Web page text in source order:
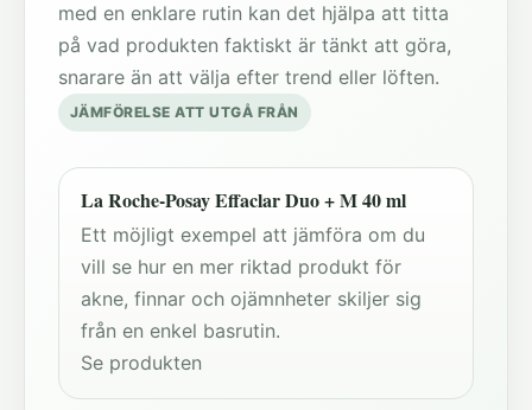
med en enklare rutin kan det hjälpa att titta
på vad produkten faktiskt är tänkt att göra,
snarare än att välja efter trend eller löften.
JÄMFÖRELSE ATT UTGÅ FRÅN
La Roche-Posay Effaclar Duo + M 40 ml
Ett möjligt exempel att jämföra om du
vill se hur en mer riktad produkt för
akne, finnar och ojämnheter skiljer sig
från en enkel basrutin.
Se produkten